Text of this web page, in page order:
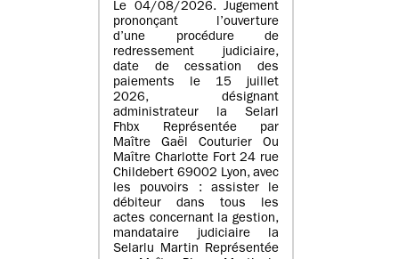
Le 04/08/2026. Jugement
prononçant l’ouverture
d’une procédure de
redressement judiciaire,
date de cessation des
paiements le 15 juillet
2026, désignant
administrateur la Selarl
Fhbx Représentée par
Maître Gaël Couturier Ou
Maître Charlotte Fort 24 rue
Childebert 69002 Lyon, avec
les pouvoirs : assister le
débiteur dans tous les
actes concernant la gestion,
mandataire judiciaire la
Selarlu Martin Représentée